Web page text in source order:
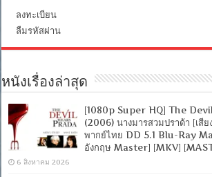
ลงทะเบียน
ลืมรหัสผ่าน
หนังเรื่องล่าสุด
[1080p Super HQ] The
(2006) นางมารสวมปราด้า [เสี
พากย์ไทย DD 5.1 Blu-Ray
อังกฤษ Master] [MKV]
6 สิงหาคม 2026